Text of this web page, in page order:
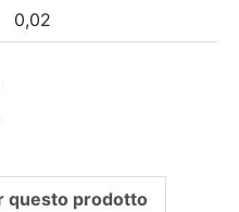
0,02
questo prodotto